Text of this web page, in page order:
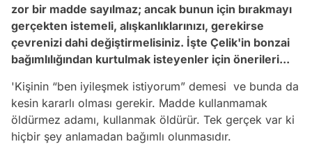
zor bir madde sayılmaz; ancak bunun için bırakmayı
gerçekten istemeli, alışkanlıklarınızı, gerekirse
çevrenizi dahi değiştirmelisiniz. İşte Çelik'in bonzai
bağımlılığından kurtulmak isteyenler için önerileri...
'Kişinin “ben iyileşmek istiyorum” demesi ve bunda da
kesin kararlı olması gerekir. Madde kullanmamak
öldürmez adamı, kullanmak öldürür. Tek gerçek var ki
hiçbir şey anlamadan bağımlı olunmasıdır.